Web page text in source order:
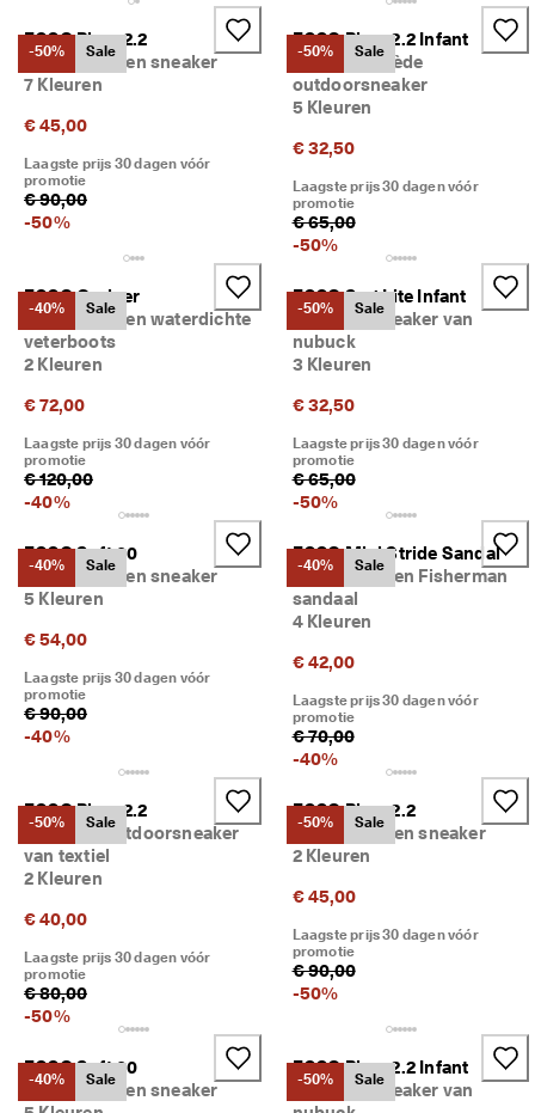
-50% Sale
ECCO Biom 2.2
Kinderen leren sneaker
7 Kleuren
€ 45,00
Laagste prijs 30 dagen vóór
promotie
€ 90,00
-50%
-50% Sale
ECCO Biom 2.2 Infant
Kinderen suède
outdoorsneaker
5 Kleuren
€ 32,50
Laagste prijs 30 dagen vóór
promotie
€ 65,00
-50%
-40% Sale
ECCO Grainer
Kinderen leren waterdichte
veterboots
2 Kleuren
€ 72,00
Laagste prijs 30 dagen vóór
promotie
€ 120,00
-40%
-50% Sale
ECCO Sp.1 Lite Infant
Kinderen sneaker van
nubuck
3 Kleuren
€ 32,50
Laagste prijs 30 dagen vóór
promotie
€ 65,00
-50%
-40% Sale
ECCO Soft 60
Kinderen leren sneaker
5 Kleuren
€ 54,00
Laagste prijs 30 dagen vóór
promotie
€ 90,00
-40%
-40% Sale
ECCO Mini Stride Sandal
Kinderen leren Fisherman
sandaal
4 Kleuren
€ 42,00
Laagste prijs 30 dagen vóór
promotie
€ 70,00
-40%
-50% Sale
ECCO Biom 2.2
Kinderen outdoorsneaker
van textiel
2 Kleuren
€ 40,00
Laagste prijs 30 dagen vóór
promotie
€ 80,00
-50%
-50% Sale
ECCO Biom 2.2
Kinderen leren sneaker
2 Kleuren
€ 45,00
Laagste prijs 30 dagen vóór
promotie
€ 90,00
-50%
-40% Sale
ECCO Soft 60
Kinderen leren sneaker
-50% Sale
ECCO Biom 2.2 Infant
Kinderen sneaker van